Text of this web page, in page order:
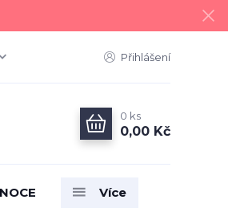
Přihlášení
0 ks
0,00 Kč
Více